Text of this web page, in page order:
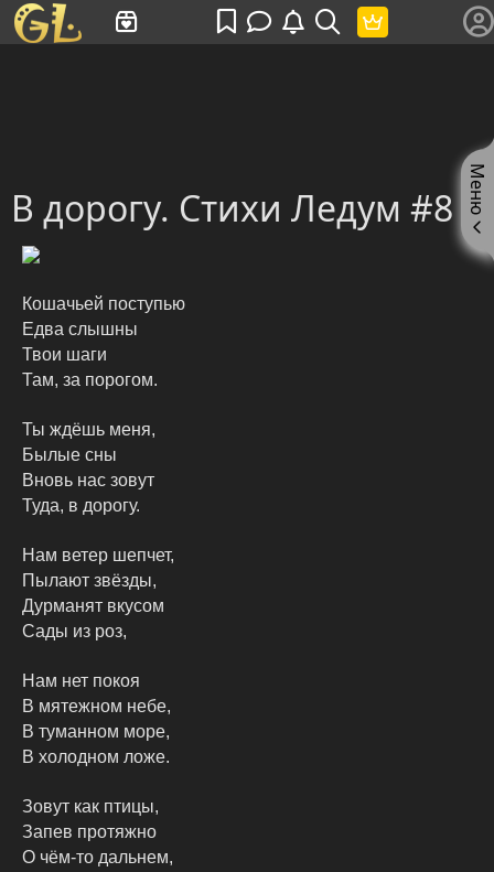
В дорогу. Стихи Ледум #8
Кошачьей поступью
Едва слышны
Твои шаги
Там, за порогом.
Ты ждёшь меня,
Былые сны
Вновь нас зовут
Туда, в дорогу.
Нам ветер шепчет,
Пылают звёзды,
Дурманят вкусом
Сады из роз,
Нам нет покоя
В мятежном небе,
В туманном море,
В холодном ложе.
Зовут как птицы,
Запев протяжно
О чём-то дальнем,
Меню